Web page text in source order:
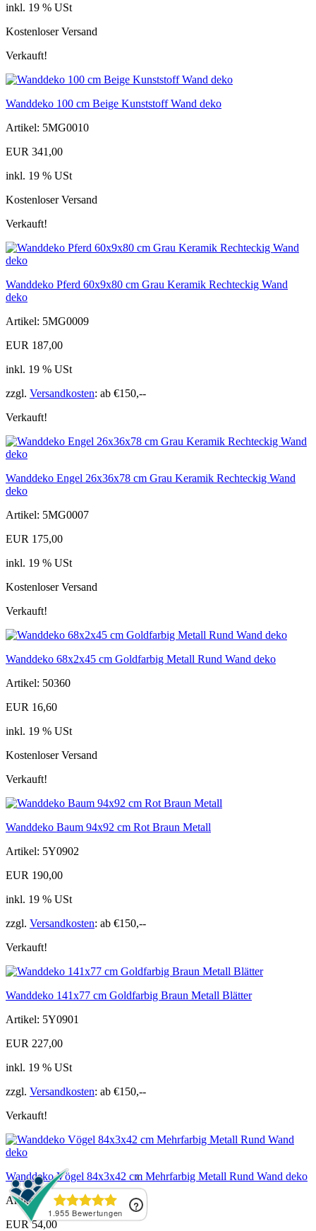
inkl. 19 % USt
Kostenloser Versand
Verkauft!
Wanddeko 100 cm Beige Kunststoff Wand deko
Artikel: 5MG0010
EUR 341,00
inkl. 19 % USt
Kostenloser Versand
Verkauft!
Wanddeko Pferd 60x9x80 cm Grau Keramik Rechteckig Wand
deko
Artikel: 5MG0009
EUR 187,00
inkl. 19 % USt
zzgl. Versandkosten: ab €150,--
Verkauft!
Wanddeko Engel 26x36x78 cm Grau Keramik Rechteckig Wand
deko
Artikel: 5MG0007
EUR 175,00
inkl. 19 % USt
Kostenloser Versand
Verkauft!
Wanddeko 68x2x45 cm Goldfarbig Metall Rund Wand deko
Artikel: 50360
EUR 16,60
inkl. 19 % USt
Kostenloser Versand
Verkauft!
Wanddeko Baum 94x92 cm Rot Braun Metall
Artikel: 5Y0902
EUR 190,00
inkl. 19 % USt
zzgl. Versandkosten: ab €150,--
Verkauft!
Wanddeko 141x77 cm Goldfarbig Braun Metall Blätter
Artikel: 5Y0901
EUR 227,00
inkl. 19 % USt
zzgl. Versandkosten: ab €150,--
Verkauft!
Wanddeko Vögel 84x3x42 cm Mehrfarbig Metall Rund Wand deko
Artikel: 5Y0786
EUR 54,00